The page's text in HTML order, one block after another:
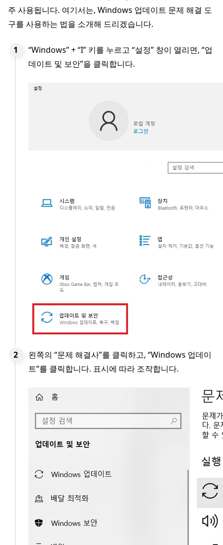
주 사용됩니다. 여기서는, Windows 업데이트 문제 해결 도
구를 사용하는 법을 소개해 드리겠습니다.
“Windows” + “I” 키를 누르고 “설정” 창이 열리면, “업
데이트 및 보안”을 클릭합니다.
왼쪽의 “문제 해결사”를 클릭하고, “Windows 업데이
트“를 클릭합니다. 표시에 따라 조작합니다.